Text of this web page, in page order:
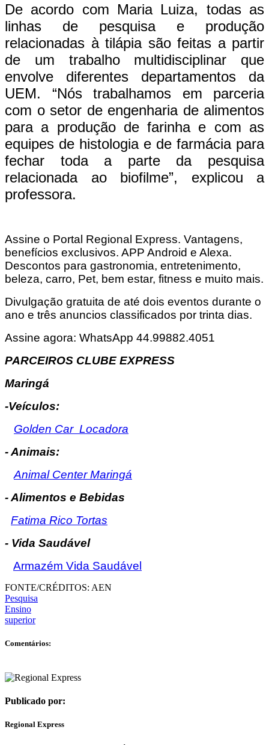
De acordo com Maria Luiza, todas as
linhas de pesquisa e produção
relacionadas à tilápia são feitas a partir
de um trabalho multidisciplinar que
envolve diferentes departamentos da
UEM. “Nós trabalhamos em parceria
com o setor de engenharia de alimentos
para a produção de farinha e com as
equipes de histologia e de farmácia para
fechar toda a parte da pesquisa
relacionada ao biofilme”, explicou a
professora.
Assine o Portal Regional Express. Vantagens,
benefícios exclusivos. APP Android e Alexa.
Descontos para gastronomia, entretenimento,
beleza, carro, Pet, bem estar, fitness e muito mais.
Divulgação gratuita de até dois eventos durante o
ano e três anuncios classificados por trinta dias.
Assine agora: WhatsApp 44.99882.4051
PARCEIROS CLUBE EXPRESS
Maringá
-Veículos:
Golden Car Locadora
- Animais:
Animal Center Maringá
- Alimentos e Bebidas
Fatima Rico Tortas
- Vida Saudável
Armazém Vida Saudável
FONTE/CRÉDITOS: AEN
Pesquisa
Ensino
superior
Comentários:
Publicado por:
Regional Express